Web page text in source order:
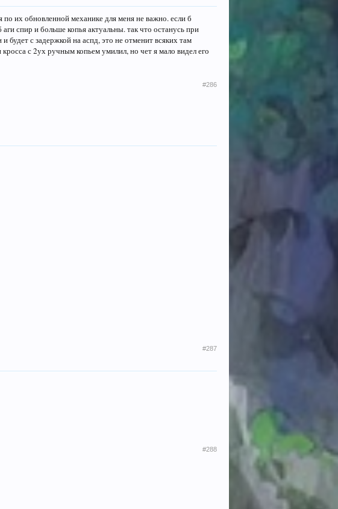
их обновленной механике для меня не важно. если б
спир и больше копья актуальны. так что останусь при
будет с задержкой на аспд, это не отменит всяких там
с 2ух ручным копьем умилил, но чет я мало видел его
#286
#287
#288